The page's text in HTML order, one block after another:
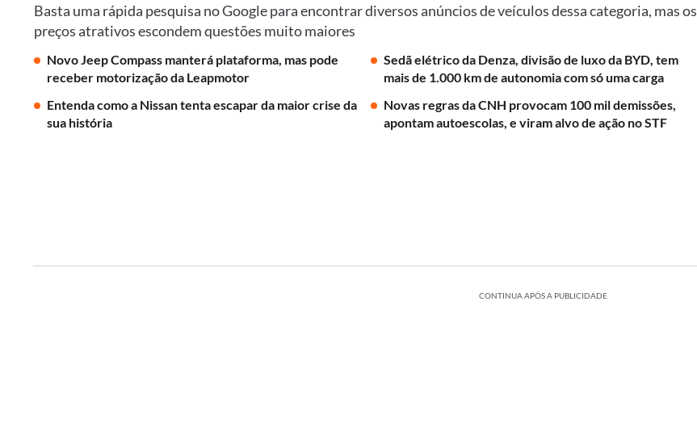
Basta uma rápida pesquisa no Google para encontrar diversos anúncios de veículos dessa categoria, mas os
preços atrativos escondem questões muito maiores
Novo Jeep Compass manterá plataforma, mas pode
receber motorização da Leapmotor
Sedã elétrico da Denza, divisão de luxo da BYD, tem
mais de 1.000 km de autonomia com só uma carga
Entenda como a Nissan tenta escapar da maior crise da
sua história
Novas regras da CNH provocam 100 mil demissões,
apontam autoescolas, e viram alvo de ação no STF
CONTINUA APÓS A PUBLICIDADE